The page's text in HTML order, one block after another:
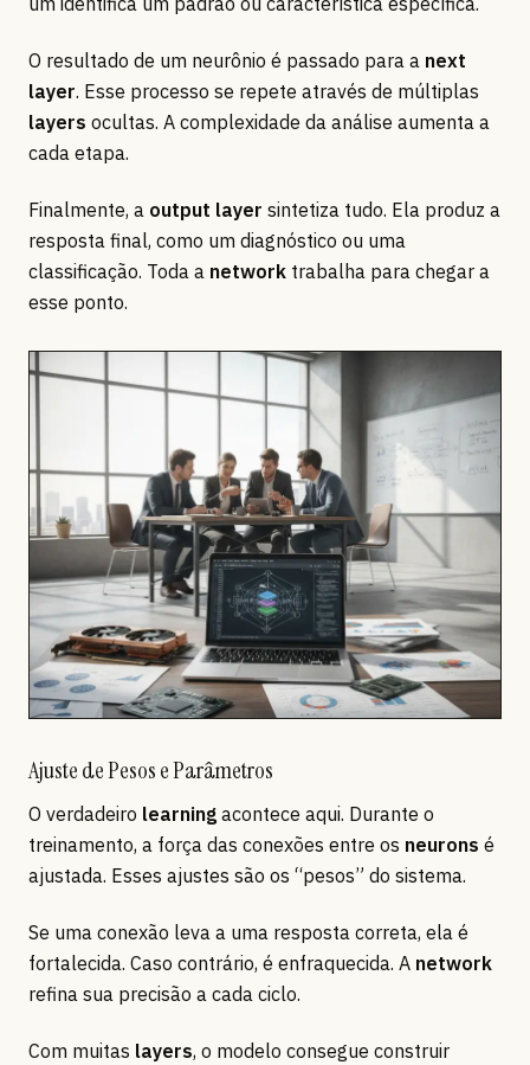
O resultado de um neurônio é passado para a next
layer. Esse processo se repete através de múltiplas
layers ocultas. A complexidade da análise aumenta a
cada etapa.
Finalmente, a output layer sintetiza tudo. Ela produz a
resposta final, como um diagnóstico ou uma
classificação. Toda a network trabalha para chegar a
esse ponto.
Ajuste de Pesos e Parâmetros
O verdadeiro learning acontece aqui. Durante o
treinamento, a força das conexões entre os neurons é
ajustada. Esses ajustes são os “pesos” do sistema.
Se uma conexão leva a uma resposta correta, ela é
fortalecida. Caso contrário, é enfraquecida. A network
refina sua precisão a cada ciclo.
Com muitas layers, o modelo consegue construir